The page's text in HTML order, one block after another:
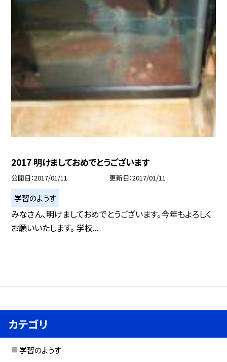
2017 明けましておめでとうございます
公開日 2017/01/11 更新日 2017/01/11
学習のようす
みなさん、明けましておめでとうございます。今年もよろしく
お願いいたします。 学校...
カテゴリ
学習のようす